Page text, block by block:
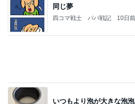
夫とファミレスで晩ごはん